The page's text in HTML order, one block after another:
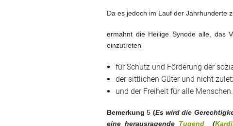
Da es jedoch im Lauf der Jahrhunderte
ermahnt die Heilige Synode alle, das
einzutreten
für Schutz und Förderung der
der sittlichen Güter und nicht
und der Freiheit für alle Menschen.
Bemerkung5 (Es wird die
eineherausragende Tugend (